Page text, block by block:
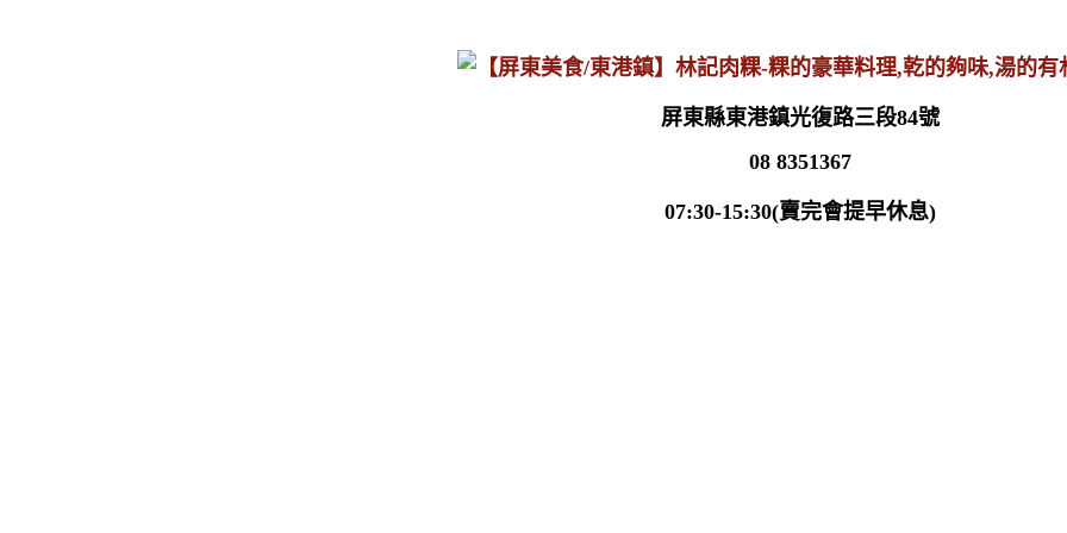
屏東縣東港鎮光復路三段84號
08 8351367
07:30-15:30(賣完會提早休息)